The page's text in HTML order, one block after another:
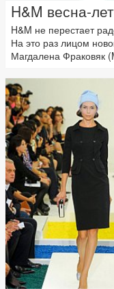
H&M весна-
H&M не перестает
На это раз лицом
Магдалена Фраковяк